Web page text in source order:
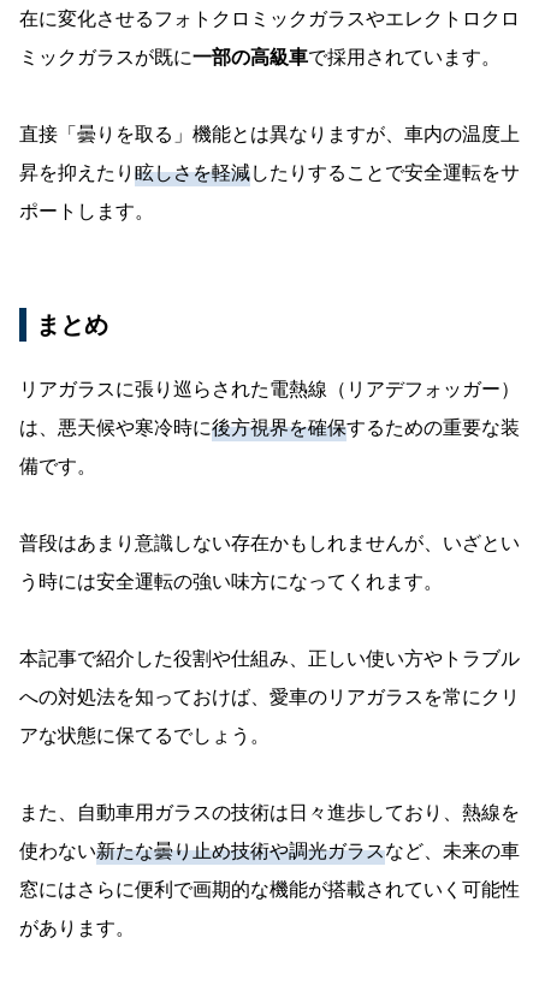
在に変化させるフォトクロミックガラスやエレクトロクロ
ミックガラスが既に一部の高級車で採用されています。
直接「曇りを取る」機能とは異なりますが、車内の温度上
昇を抑えたり 眩しさを軽減したりすることで安全運転をサ
ポートします。
まとめ
リアガラスに張り巡らされた電熱線（リアデフォッガー）
は、悪天候や寒冷時に後方視界を確保するための重要な装
備です。
普段はあまり意識しない存在かもしれませんが、いざとい
う時には安全運転の強い味方になってくれます。
本記事で紹介した役割や仕組み、正しい使い方やトラブル
への対処法を知っておけば、愛車のリアガラスを常にクリ
アな状態に保てるでしょう。
また、自動車用ガラスの技術は日々進歩しており、熱線を
使わない新たな曇り止め技術や調光ガラスなど、未来の車
窓にはさらに便利で画期的な機能が搭載されていく可能性
があります。